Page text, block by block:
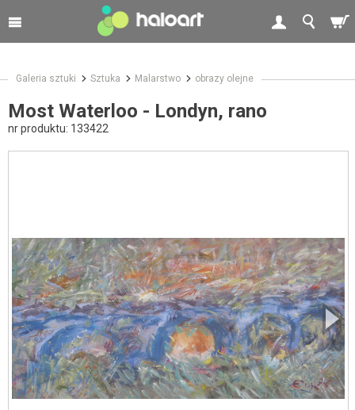
Galeria sztuki Sztuka Malarstwo obrazy olejne
Most Waterloo - Londyn, rano
nr produktu: 133422